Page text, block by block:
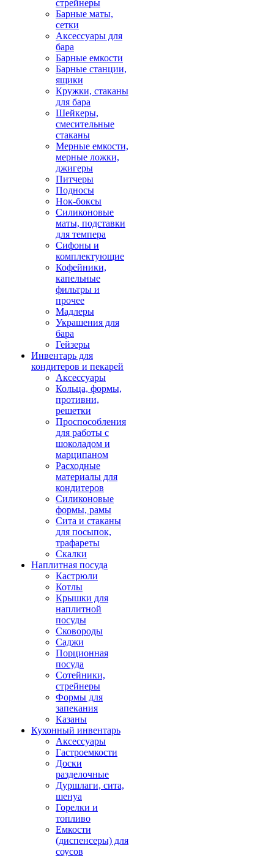
стрейнеры
Барные маты,
сетки
Аксессуары для
бара
Барные емкости
Барные станции,
ящики
Кружки, стаканы
для бара
Шейкеры,
смесительные
стаканы
Мерные емкости,
мерные ложки,
джигеры
Питчеры
Подносы
Нок-боксы
Силиконовые
маты, подставки
для темпера
Сифоны и
комплектующие
Кофейники,
капельные
фильтры и
прочее
Мадлеры
Украшения для
бара
Гейзеры
Инвентарь для
кондитеров и пекарей
Аксессуары
Кольца, формы,
противни,
решетки
Проспособления
для работы с
шоколадом и
марципаном
Расходные
материалы для
кондитеров
Силиконовые
формы, рамы
Сита и стаканы
для посыпок,
трафареты
Скалки
Наплитная посуда
Кастрюли
Котлы
Крышки для
наплитной
посуды
Сковороды
Саджи
Порционная
посуда
Сотейники,
стрейнеры
Формы для
запекания
Казаны
Кухонный инвентарь
Аксессуары
Гастроемкости
Доски
разделочные
Дуршлаги, сита,
шенуа
Горелки и
топливо
Емкости
(диспенсеры) для
соусов